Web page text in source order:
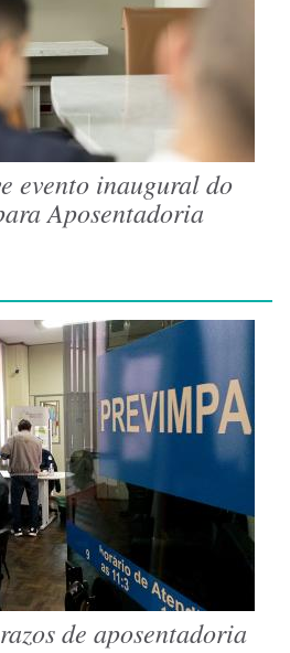
evento inaugural do
Aposentadoria
de aposentadoria